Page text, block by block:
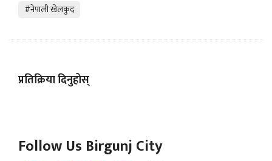
#नेपाली खेलकुद
प्रतिक्रिया दिनुहोस्
Follow Us Birgunj City